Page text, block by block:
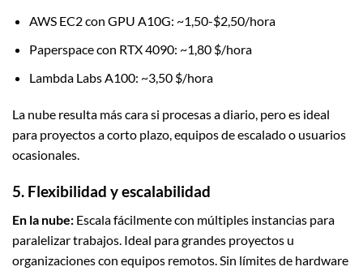
AWS EC2 con GPU A10G: ~1,50-$2,50/hora
Paperspace con RTX 4090: ~1,80 $/hora
Lambda Labs A100: ~3,50 $/hora
La nube resulta más cara si procesas a diario, pero es ideal
para proyectos a corto plazo, equipos de escalado o usuarios
ocasionales.
5. Flexibilidad y escalabilidad
En la nube: Escala fácilmente con múltiples instancias para
paralelizar trabajos. Ideal para grandes proyectos u
organizaciones con equipos remotos. Sin límites de hardware